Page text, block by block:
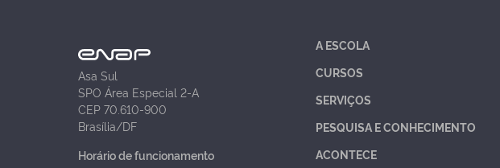
Asa Sul
SPO Área Especial 2-A
CEP 70.610-900
Brasília/DF
Horário de funcionamento
A ESCOLA
CURSOS
SERVIÇOS
PESQUISA E CONHECIMENTO
ACONTECE